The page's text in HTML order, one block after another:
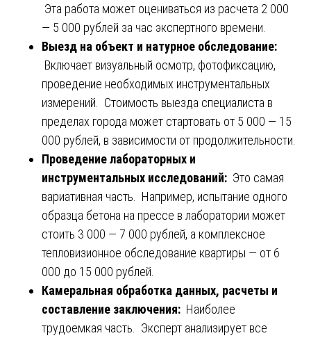
Эта работа может оцениваться из расчета 2 000
— 5 000 рублей за час экспертного времени.
Выезд на объект и натурное обследование:
Включает визуальный осмотр, фотофиксацию,
проведение необходимых инструментальных
измерений. Стоимость выезда специалиста в
пределах города может стартовать от 5 000 — 15
000 рублей, в зависимости от продолжительности.
Проведение лабораторных и
инструментальных исследований: Это самая
вариативная часть. Например, испытание одного
образца бетона на прессе в лаборатории может
стоить 3 000 — 7 000 рублей, а комплексное
тепловизионное обследование квартиры — от 6
000 до 15 000 рублей.
Камеральная обработка данных, расчеты и
составление заключения: Наиболее
трудоемкая часть. Эксперт анализирует все